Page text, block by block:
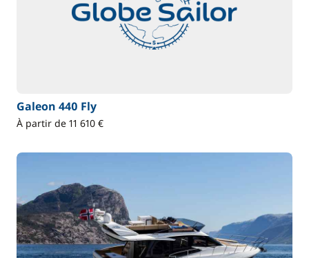
Galeon 440 Fly
À partir de 11 610 €